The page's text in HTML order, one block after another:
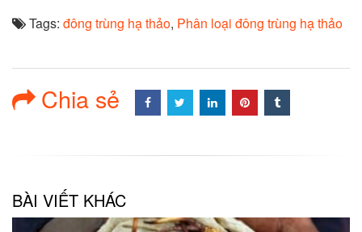
Tags: đông trùng hạ thảo, Phân loại đông trùng hạ thảo
Chia sẻ
BÀI VIẾT KHÁC